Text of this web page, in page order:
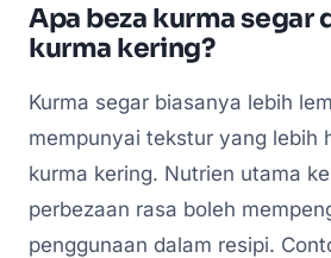
Apa beza kurma segar
kurma kering?
Kurma segar biasanya lebih
mempunyai tekstur yang lebih
kurma kering. Nutrien utama
perbezaan rasa boleh
penggunaan dalam resipi.